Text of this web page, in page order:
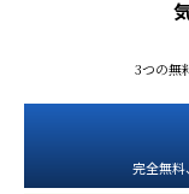
3つの無
完全無料